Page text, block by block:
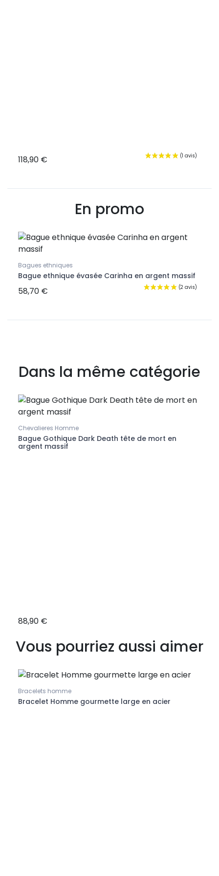
118,90 €
En promo
Bagues ethniques
Bague ethnique évasée Carinha en argent massif
58,70 €
Dans la même catégorie
Chevalieres Homme
Bague Gothique Dark Death tête de mort en
argent massif
88,90 €
Vous pourriez aussi aimer
Bracelets homme
Bracelet Homme gourmette large en acier